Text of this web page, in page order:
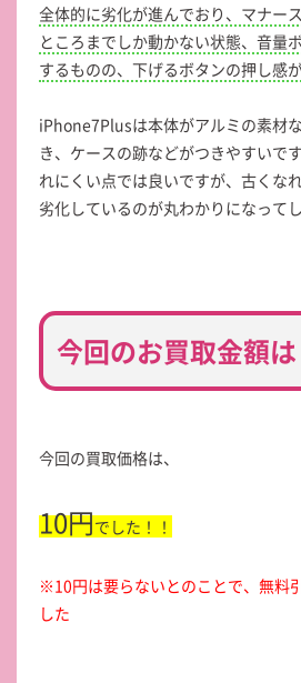
全体的に劣化が進んでおり、マナー
ところまでしか動かない状態、音量
するものの、下げるボタンの押し感
iPhone7Plusは本体がアルミの素材
き、ケースの跡などがつきやすいで
れにくい点では良いですが、古くな
劣化しているのが丸わかりになって
今回のお買取金額は
今回の買取価格は、
10円でした！！
※10円は要らないとのことで、無料
した